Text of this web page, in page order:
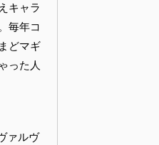
キャラ
毎年コ
どマギ
った人
ァルヴ